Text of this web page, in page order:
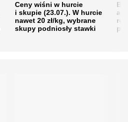
Ceny wiśni w hurcie
i skupie (23.07.). W hurcie
nawet 20 zł/kg, wybrane
skupy podniosły stawki